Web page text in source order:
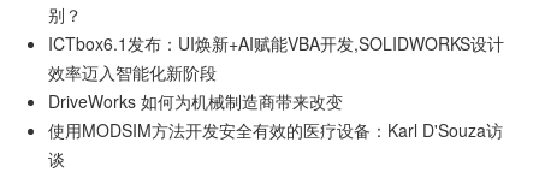
别？
ICTbox6.1发布：UI焕新+AI赋能VBA开发,SOLIDWORKS设计
效率迈入智能化新阶段
DriveWorks 如何为机械制造商带来改变
使用MODSIM方法开发安全有效的医疗设备：Karl D'Souza访
谈